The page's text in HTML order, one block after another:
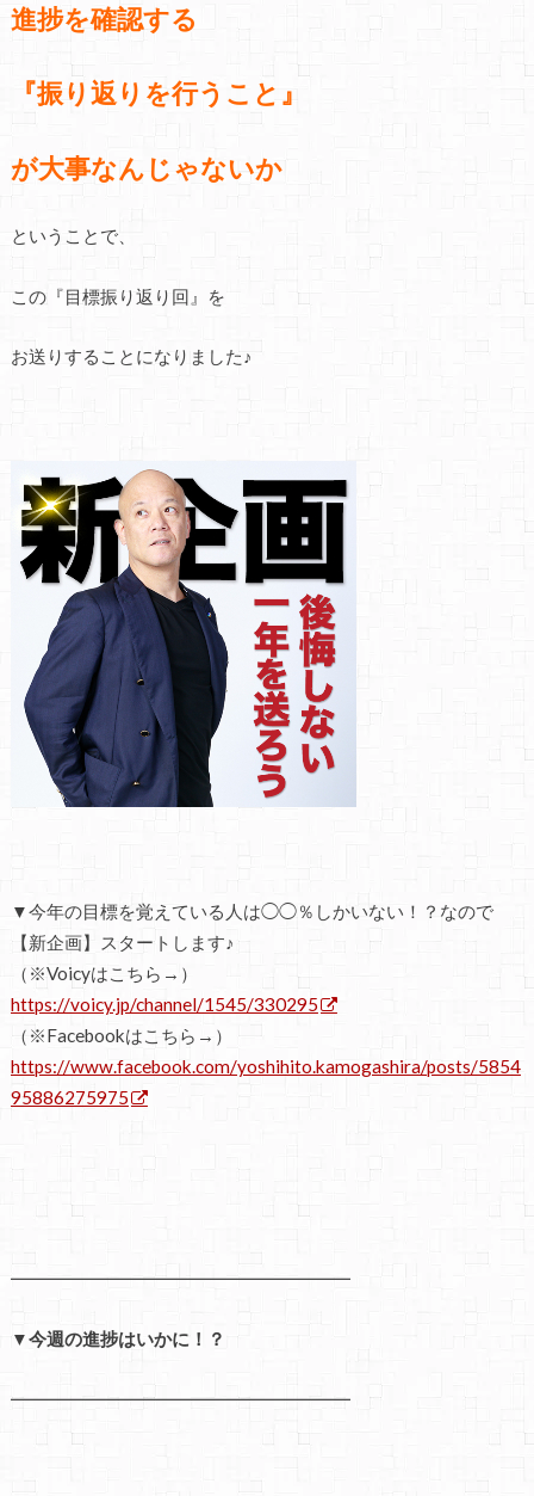
進捗を確認する
『振り返りを行うこと』
が大事なんじゃないか
ということで、
この『目標振り返り回』を
お送りすることになりました♪
▼今年の目標を覚えている人は◯◯％しかいない！？なので
【新企画】スタートします♪
（※Voicyはこちら→）
https://voicy.jp/channel/1545/330295
（※Facebookはこちら→）
https://www.facebook.com/yoshihito.kamogashira/posts/5854
95886275975
━━━━━━━━━━━━━━━━━━━
▼今週の進捗はいかに！？
━━━━━━━━━━━━━━━━━━━